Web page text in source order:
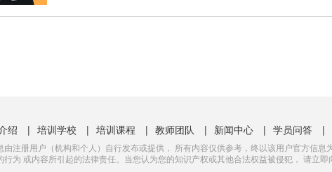
绍 | 培训学校 | 培训课程 | 教师团队 | 新闻中心 | 学员问答 |
由注册用户（机构和个人）自行发布或提供， 所有内容仅供参考，终以该用户官方信
行为 或内容所引起的法律责任。当您认为您的知识产权或其他合法权益被侵犯， 请立